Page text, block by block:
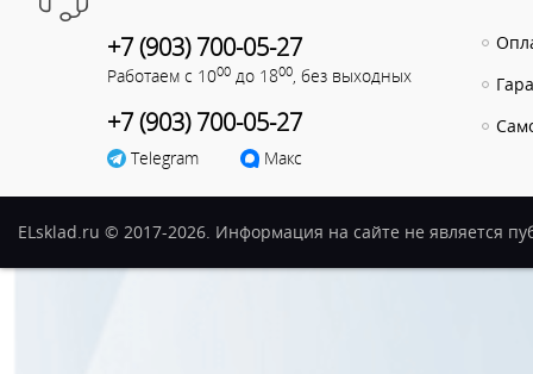
+7 (903) 700-05-27
Работаем с 1000 до 1800, без выходных
+7 (903) 700-05-27
Telegram Макс
ELsklad.ru © 2017-2026. Информация на сайте не является